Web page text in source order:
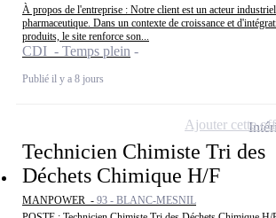
À propos de l'entreprise : Notre client est un acteur
pharmaceutique. Dans un contexte de croissance et
produits, le site renforce son...
CDI - Temps plein
Publié il y a 8 jours
Technicien Chimiste Tri des
Déchets Chimique H/F
MANPOWER - 93 - BLANC-MESNIL
Ajouter cette